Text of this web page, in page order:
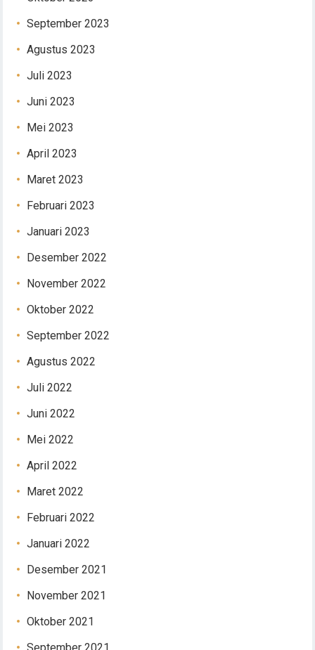
September 2023
Agustus 2023
Juli 2023
Juni 2023
Mei 2023
April 2023
Maret 2023
Februari 2023
Januari 2023
Desember 2022
November 2022
Oktober 2022
September 2022
Agustus 2022
Juli 2022
Juni 2022
Mei 2022
April 2022
Maret 2022
Februari 2022
Januari 2022
Desember 2021
November 2021
Oktober 2021